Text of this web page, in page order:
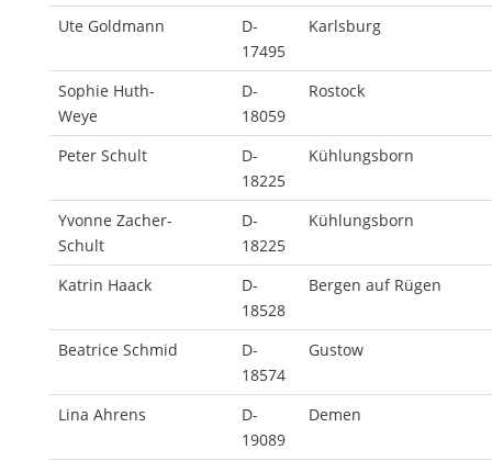
Ute Goldmann
D-
17495
Karlsburg
Sophie Huth-
Weye
D-
18059
Rostock
Peter Schult
D-
18225
Kühlungsborn
Yvonne Zacher-
Schult
D-
18225
Kühlungsborn
Katrin Haack
D-
18528
Bergen auf Rügen
Beatrice Schmid
D-
18574
Gustow
Lina Ahrens
D-
19089
Demen